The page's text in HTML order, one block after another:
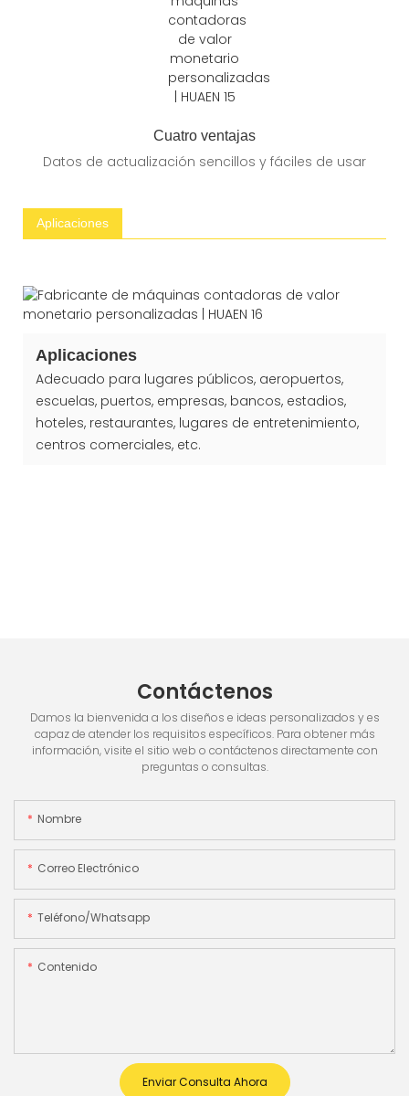
Cuatro ventajas
Datos de actualización sencillos y fáciles de usar
Aplicaciones
Aplicaciones
Adecuado para lugares públicos, aeropuertos,
escuelas, puertos, empresas, bancos, estadios,
hoteles, restaurantes, lugares de entretenimiento,
centros comerciales, etc.
Contáctenos
Damos la bienvenida a los diseños e ideas personalizados y es
capaz de atender los requisitos específicos. Para obtener más
información, visite el sitio web o contáctenos directamente con
preguntas o consultas.
Nombre
Correo Electrónico
Teléfono/whatsapp
Contenido
Enviar Consulta Ahora